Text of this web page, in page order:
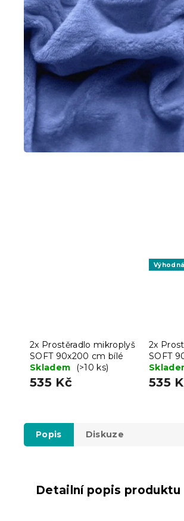
2x Prostěradlo mikroplyš
SOFT 90x200 cm bílé
Skladem
(>10 ks)
535 Kč
2x
SOFT
šedé
535
Popis Diskuze
Detailní popis produktu